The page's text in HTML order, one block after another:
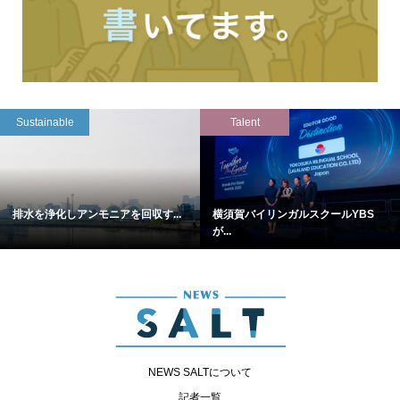
Sustainable
排水を浄化しアンモニアを回収す...
Talent
横須賀バイリンガルスクールYBS
が...
NEWS SALTについて
記者一覧